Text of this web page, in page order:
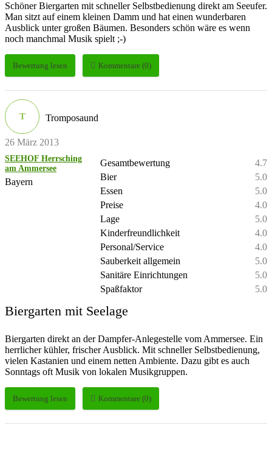
Schöner Biergarten mit schneller Selbstbedienung direkt am Seeufer.
Man sitzt auf einem kleinen Damm und hat einen wunderbaren
Ausblick unter großen Bäumen. Besonders schön wäre es wenn
noch manchmal Musik spielt ;-)
Bewertung lesen Kommentare (0)
26 März 2013
Gesamtbewertung
4.7
Bier
5.0
Essen
5.0
Preise
4.0
Lage
5.0
Kinderfreundlichkeit
4.0
Personal/Service
4.0
Sauberkeit allgemein
5.0
Sanitäre Einrichtungen
5.0
Spaßfaktor
5.0
SEEHOF Herrsching
am Ammersee
Bayern
Biergarten mit Seelage
Biergarten direkt an der Dampfer-Anlegestelle vom Ammersee. Ein
herrlicher kühler, frischer Ausblick. Mit schneller Selbstbedienung,
vielen Kastanien und einem netten Ambiente. Dazu gibt es auch
Sonntags oft Musik von lokalen Musikgruppen.
T Tromposaund
Bewertung lesen Kommentare (0)